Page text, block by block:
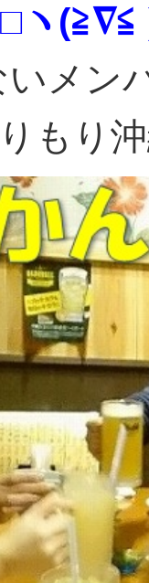
ヽ(≧∇≦
いメン
もり